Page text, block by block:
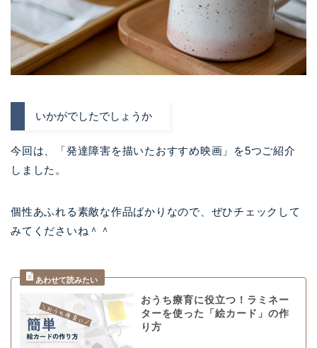
いかがでしたでしょうか
今回は、「発達障害を描いたおすすめ映画」を5つご紹介
しました。
個性あふれる素敵な作品ばかりなので、ぜひチェックして
みてくださいね＾＾
おうち療育に役立つ！ラミネー
ターを使った「絵カード」の作
り方